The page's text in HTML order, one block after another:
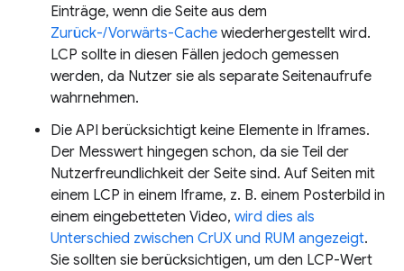
Einträge, wenn die Seite aus dem
Zurück-/Vorwärts-Cache wiederhergestellt wird.
LCP sollte in diesen Fällen jedoch gemessen
werden, da Nutzer sie als separate Seitenaufrufe
wahrnehmen.
Die API berücksichtigt keine Elemente in Iframes.
Der Messwert hingegen schon, da sie Teil der
Nutzerfreundlichkeit der Seite sind. Auf Seiten mit
einem LCP in einem Iframe, z. B. einem Posterbild in
einem eingebetteten Video, wird dies als
Unterschied zwischen CrUX und RUM angezeigt.
Sie sollten sie berücksichtigen, um den LCP-Wert